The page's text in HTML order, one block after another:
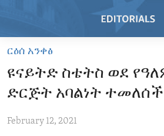
Skip
main
content
to
REGIONS
ርዕሰ አንቀፅ
ዩናይትድ ስቴትስ ወደ
ድርጅት አባልነት ተመለሰች
February 12, 2021